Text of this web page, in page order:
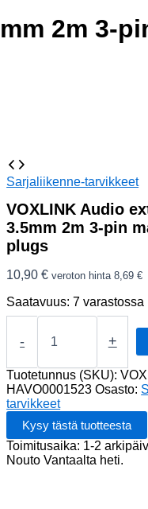
2m 3-
Sarjaliikenne-tarvikkeet
VOXLINK Audio
3.5mm 2m 3-pin
plugs
10,90€ veroton hinta8,69€
Saatavuus: 7 varastossa
-
VOXLINK
3.5mm
2m
3-
male/female
plugs
määrä
+
Tuotetunnus (SKU):
HAVO0001523 Osasto:
tarvikkeet
Toimitusaika: 1-2
Nouto Vantaalta heti.